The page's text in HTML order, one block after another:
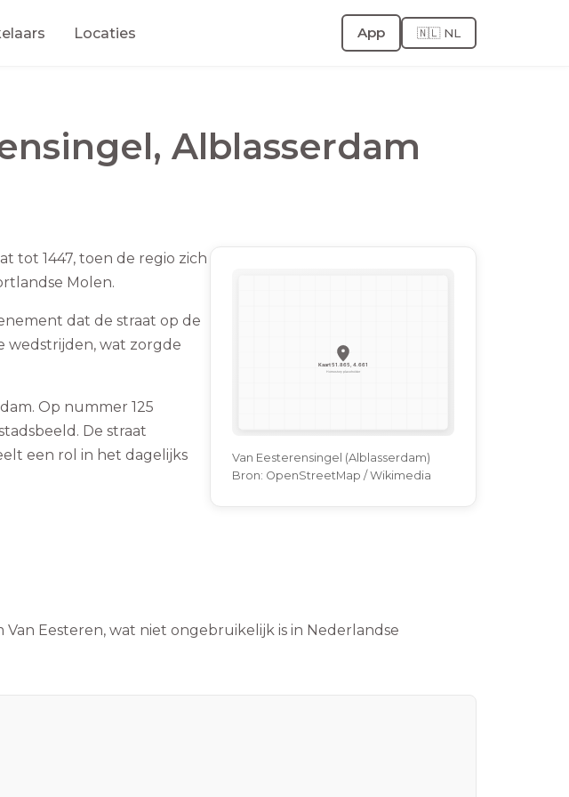
Locaties App 🇳🇱 NL
, Alblasserdam
tot 1447, toen de regio zich
Molen.
dat de straat op de
wedstrijden, wat zorgde
Op nummer 125
De straat
een rol in het dagelijks
Van Eesterensingel (Alblasserdam)
Bron: OpenStreetMap / Wikimedia
Eesteren, wat niet ongebruikelijk is in Nederlandse